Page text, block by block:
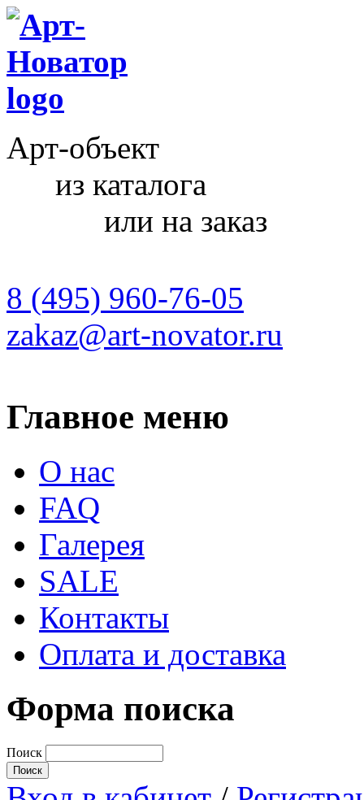
Арт-объект
из каталога
или на заказ
8 (495) 960-76-05
zakaz@art-novator.ru
Главное меню
О нас
FAQ
Галерея
SALE
Контакты
Оплата и доставка
Форма поиска
Поиск